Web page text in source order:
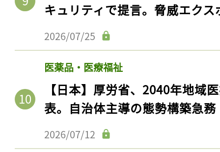
キュリティで提言。脅威エク
2026/07/25
医薬品・医療福祉
【日本】厚労省、2040年地域
表。自治体主導の態勢構築急務
2026/07/12